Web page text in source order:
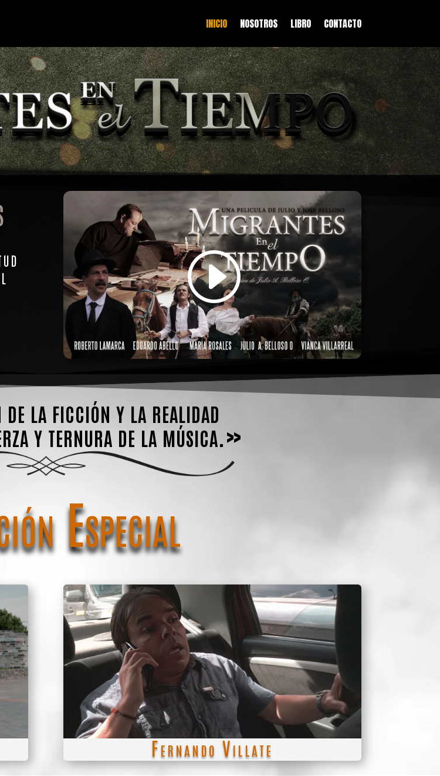
INICIO NOSOTROS LIBRO CONTACTO
la ficción y la realidad
y ternura de la música.»
Especial
Fernando Villate
Fernando Villate
Actor colombiano de Cine, televisión y teatro que ha
forjado su trayectoria en los escenarios de Colombia y
Venezuela. Ganó reconocimiento por su papel en la serie
"Las Juanas" como Edigio "Todo mundo".